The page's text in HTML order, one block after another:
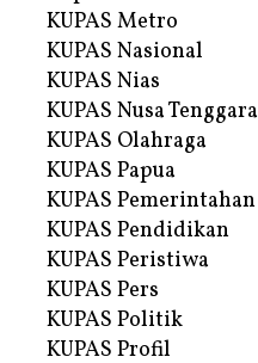
KUPAS Metro
KUPAS Nasional
KUPAS Nias
KUPAS Nusa Tenggara
KUPAS Olahraga
KUPAS Papua
KUPAS Pemerintahan
KUPAS Pendidikan
KUPAS Peristiwa
KUPAS Pers
KUPAS Politik
KUPAS Profil